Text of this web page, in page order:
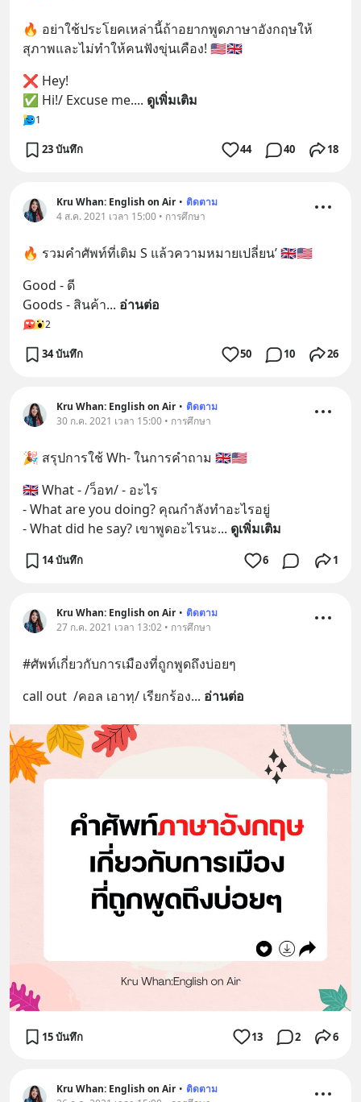
🔥 อย่าใช้ประโยคเหล่านี้ถ้าอยากพูดภาษาอังกฤษให้
สุภาพและไม่ทำให้คนฟังขุ่นเคือง! 🇺🇸🇬🇧
❌ Hey!
✅ Hi!/ Excuse me.... ดูเพิ่มเติม
1
23 บันทึก 44 40 18
Kru Whan: English on Air • ติดตาม
4 ส.ค. 2021 เวลา 15:00 • การศึกษา
🔥 รวมคำศัพท์ที่เติม S แล้วความหมายเปลี่ยน’ 🇬🇧🇺🇸
Good - ดี
Goods - สินค้า... อ่านต่อ
2
34 บันทึก 50 10 26
Kru Whan: English on Air • ติดตาม
30 ก.ค. 2021 เวลา 15:00 • การศึกษา
🎉 สรุปการใช้ Wh- ในการคำถาม 🇬🇧🇺🇸
🇬🇧 What - /ว็อท/ - อะไร
- What are you doing? คุณกำลังทำอะไรอยู่
- What did he say? เขาพูดอะไรนะ... ดูเพิ่มเติม
14 บันทึก 6 1
Kru Whan: English on Air • ติดตาม
27 ก.ค. 2021 เวลา 13:02 • การศึกษา
#ศัพท์เกี่ยวกับการเมืองที่ถูกพูดถึงบ่อยๆ
call out  /คอล เอาทฺ/ เรียกร้อง... อ่านต่อ
15 บันทึก 13 2 6
Kru Whan: English on Air • ติดตาม